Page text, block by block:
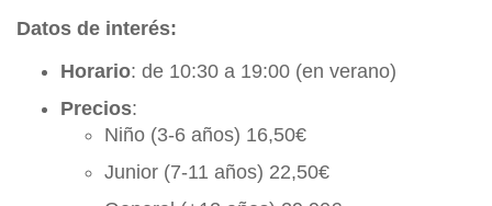
Datos de interés:
Horario: de 10:30 a 19:00 (en verano)
Precios:
Niño (3-6 años) 16,50€
Junior (7-11 años) 22,50€